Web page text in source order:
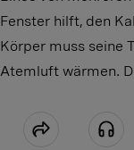
Fenster hilft, den
Körper muss seine
Atemluft wärmen.